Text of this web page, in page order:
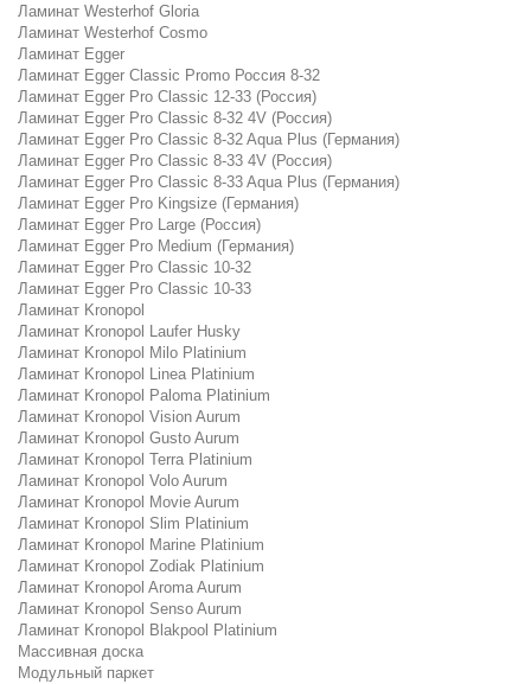
Ламинат Westerhof Gloria
Ламинат Westerhof Cosmo
Ламинат Egger
Ламинат Egger Classic Promo Россия 8-32
Ламинат Egger Pro Classic 12-33 (Россия)
Ламинат Egger Pro Classic 8-32 4V (Россия)
Ламинат Egger Pro Classic 8-32 Aqua Plus (Германия)
Ламинат Egger Pro Classic 8-33 4V (Россия)
Ламинат Egger Pro Classic 8-33 Aqua Plus (Германия)
Ламинат Egger Pro Kingsize (Германия)
Ламинат Egger Pro Large (Россия)
Ламинат Egger Pro Medium (Германия)
Ламинат Egger Pro Classic 10-32
Ламинат Egger Pro Classic 10-33
Ламинат Kronopol
Ламинат Kronopol Laufer Husky
Ламинат Kronopol Milo Platinium
Ламинат Kronopol Linea Platinium
Ламинат Kronopol Paloma Platinium
Ламинат Kronopol Vision Aurum
Ламинат Kronopol Gusto Aurum
Ламинат Kronopol Terra Platinium
Ламинат Kronopol Volo Aurum
Ламинат Kronopol Movie Aurum
Ламинат Kronopol Slim Platinium
Ламинат Kronopol Marine Platinium
Ламинат Kronopol Zodiak Platinium
Ламинат Kronopol Aroma Aurum
Ламинат Kronopol Senso Aurum
Ламинат Kronopol Blakpool Platinium
Массивная доска
Модульный паркет